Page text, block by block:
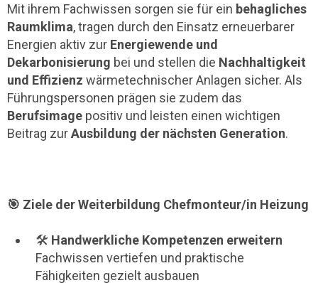
Mit ihrem Fachwissen sorgen sie für ein behagliches
Raumklima, tragen durch den Einsatz erneuerbarer
Energien aktiv zur Energiewende und
Dekarbonisierung bei und stellen die Nachhaltigkeit
und Effizienz wärmetechnischer Anlagen sicher. Als
Führungspersonen prägen sie zudem das
Berufsimage positiv und leisten einen wichtigen
Beitrag zurAusbildung der nächsten Generation.
🎯 Ziele der Weiterbildung Chefmonteur/in Heizung
🛠️ Handwerkliche Kompetenzen erweitern
Fachwissen vertiefen und praktische
Fähigkeiten gezielt ausbauen